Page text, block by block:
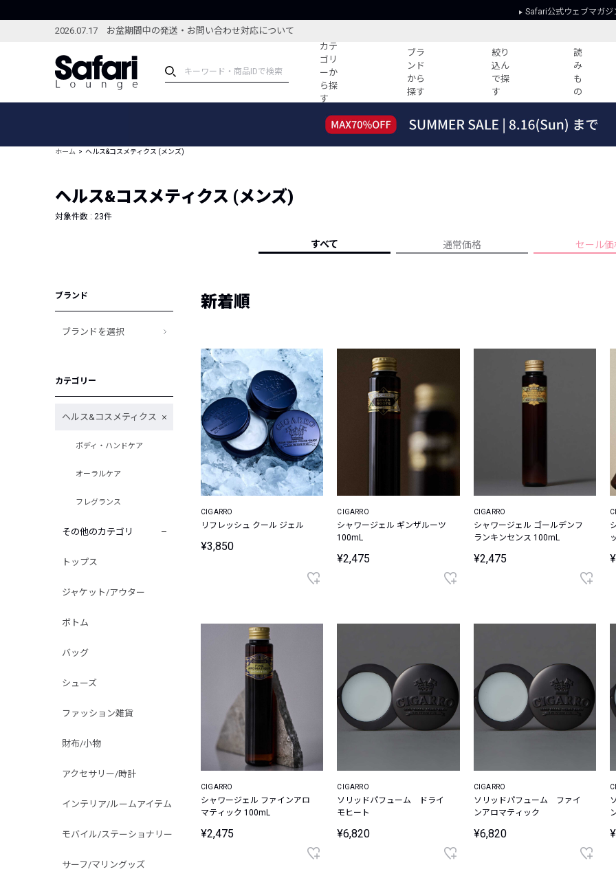
Safari公式ウェブマガジ
2026.07.17 お盆期間中の発送・お問い合わせ対応について
カテ
ゴリ
ーか
ら探
す
ブラ
ンド
から
探す
絞り
込ん
で探
す
読
み
も
の
ブランドから探す
新着アイテム
編集部のおすすめアイテム
コーディネート
すべての記事
人気記事ランキング
フォーカスブランド
セールおすすめアイテム
人気アイテム TOP 15
プライバシー
ホーム ヘルス&コスメティクス (メンズ)
ヘルス&コスメティクス (メンズ)
対象件数 : 23件
すべて 通常価格 セール価
ブランド
ブランドを選択
カテゴリー
ヘルス&コスメティクス
ボディ・ハンドケア
オーラルケア
フレグランス
その他のカテゴリ
トップス
ジャケット/アウター
ボトム
バッグ
シューズ
ファッション雑貨
財布/小物
アクセサリー/時計
インテリア/ルームアイテム
モバイル/ステーショナリー
サーフ/マリングッズ
新着順
CIGARRO
リフレッシュ クール ジェル
¥3,850
CIGARRO
シャワージェル ギンザルーツ
100mL
¥2,475
CIGARRO
シャワージェル ゴールデンフ
ランキンセンス 100mL
¥2,475
CIGARRO
シャワージェル ファインアロ
マティック 100mL
¥2,475
CIGARRO
ソリッドパフューム ドライ
モヒート
¥6,820
CIGARRO
ソリッドパフューム ファイ
ンアロマティック
¥6,820